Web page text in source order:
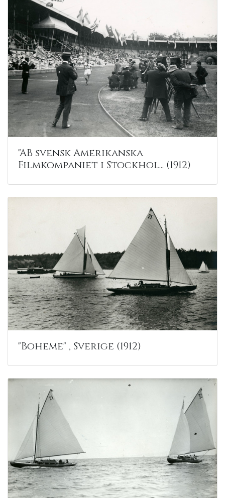
"AB svensk Amerikanska
Filmkompaniet i Stockhol... (1912)
"Boheme" , Sverige (1912)